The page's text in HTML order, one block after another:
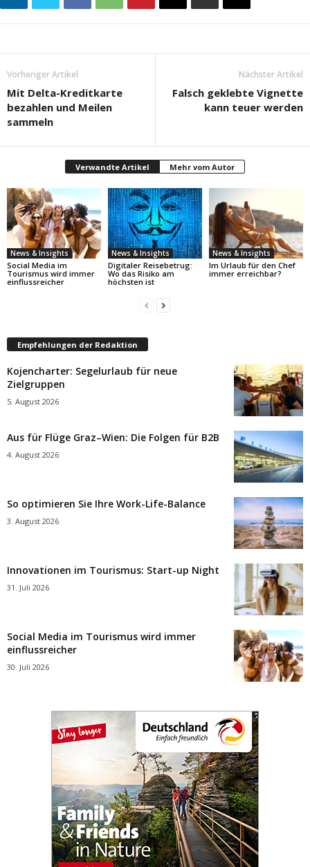
Vorheriger Artikel
Mit Delta-Kreditkarte
bezahlen und Meilen
sammeln
Nächster Artikel
Falsch geklebte Vignette
kann teuer werden
Verwandte Artikel Mehr vom Autor
News & Insights
Social Media im
Tourismus wird immer
einflussreicher
News & Insights
Digitaler Reisebetrug:
Wo das Risiko am
höchsten ist
News & Insights
Im Urlaub für den Chef
immer erreichbar?
Empfehlungen der Redaktion
Kojencharter: Segelurlaub für neue
Zielgruppen
5. August 2026
Aus für Flüge Graz–Wien: Die Folgen für B2B
4. August 2026
So optimieren Sie Ihre Work-Life-Balance
3. August 2026
Innovationen im Tourismus: Start-up Night
31. Juli 2026
Social Media im Tourismus wird immer
einflussreicher
30. Juli 2026